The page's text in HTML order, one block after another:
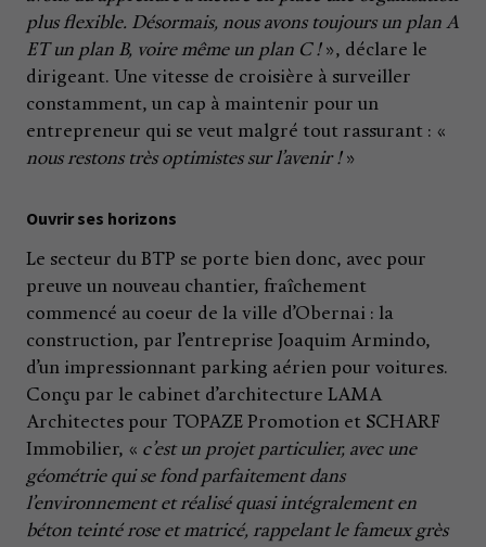
plus flexible. Désormais, nous avons toujours un plan A
ET un plan B, voire même un plan C !», déclare le
dirigeant. Une vitesse de croisière à surveiller
constamment, un cap à maintenir pour un
entrepreneur qui se veut malgré tout rassurant : «
nous restons très optimistes sur l’avenir !»
Ouvrir ses horizons
Le secteur du BTP se porte bien donc, avec pour
preuve un nouveau chantier, fraîchement
commencé au coeur de la ville d’Obernai : la
construction, par l’entreprise Joaquim Armindo,
d’un impressionnant parking aérien pour voitures.
Conçu par le cabinet d’architecture LAMA
Architectes pour TOPAZE Promotion et SCHARF
Immobilier, « c’est un projet particulier, avec une
géométrie qui se fond parfaitement dans
l’environnement et réalisé quasi intégralement en
béton teinté rose et matricé, rappelant le fameux grès